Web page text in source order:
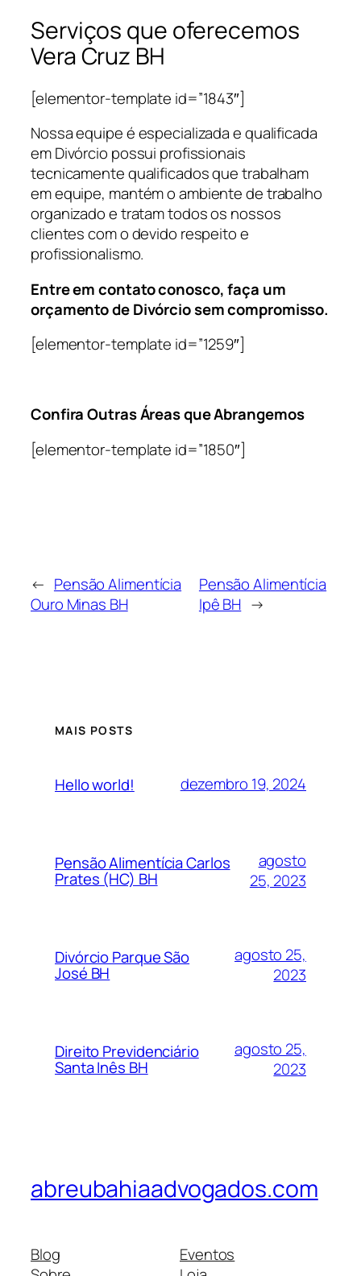
Serviços que oferecemos
Vera Cruz BH
[elementor-template id=”1843″]
Nossa equipe é especializada e qualificada
em Divórcio possui profissionais
tecnicamente qualificados que trabalham
em equipe, mantém o ambiente de trabalho
organizado e tratam todos os nossos
clientes com o devido respeito e
profissionalismo.
Entre em contato conosco, faça um
orçamento de Divórcio sem compromisso.
[elementor-template id=”1259″]
Confira Outras Áreas que Abrangemos
[elementor-template id=”1850″]
← Pensão Alimentícia
Ouro Minas BH
Pensão Alimentícia
Ipê BH →
MAIS POSTS
Hello world! dezembro 19, 2024
Pensão Alimentícia Carlos
Prates (HC) BH
agosto
25, 2023
Divórcio Parque São
José BH
agosto 25,
2023
Direito Previdenciário
Santa Inês BH
agosto 25,
2023
abreubahiaadvogados.com
Blog
Eventos